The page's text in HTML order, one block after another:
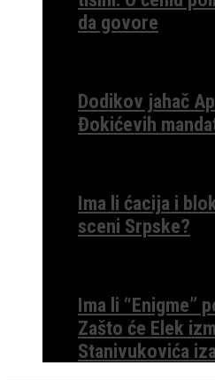
da govore
Dodikov jahač
Đokićevih
Ima li ćacija i
sceni Srpske?
Ima li “Enigme”
Zašto će Elek
Stanivukovića